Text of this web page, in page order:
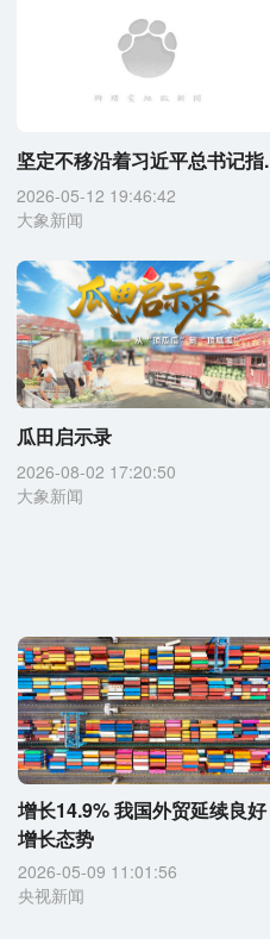
坚定不移沿着习近平总书记指
2026-05-12 19:46:42
大象新闻
瓜田启示录
2026-08-02 17:20:50
大象新闻
增长14.9% 我国外贸延续良好
增长态势
2026-05-09 11:01:56
央视新闻